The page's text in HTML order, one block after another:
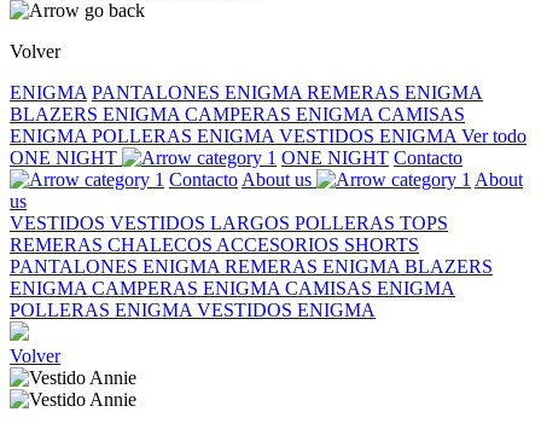
Volver
ENIGMA PANTALONES ENIGMA REMERAS ENIGMA
BLAZERS ENIGMA CAMPERAS ENIGMA CAMISAS
ENIGMA POLLERAS ENIGMA VESTIDOS ENIGMA Ver todo
ONE NIGHT
ONE NIGHT Contacto
Contacto About us
About
us
VESTIDOS VESTIDOS LARGOS POLLERAS TOPS
REMERAS CHALECOS ACCESORIOS SHORTS
PANTALONES ENIGMA REMERAS ENIGMA BLAZERS
ENIGMA CAMPERAS ENIGMA CAMISAS ENIGMA
POLLERAS ENIGMA VESTIDOS ENIGMA
Volver